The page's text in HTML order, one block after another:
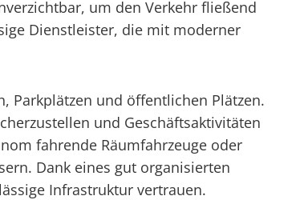
um den Verkehr fließend
Dienstleister, die mit moderner
Parkplätzen und öffentlichen Plätzen.
und Geschäftsaktivitäten
fahrende Räumfahrzeuge oder
Dank eines gut organisierten
Infrastruktur vertrauen.